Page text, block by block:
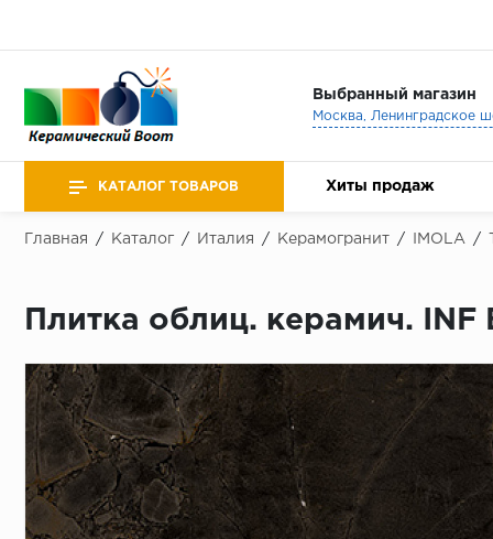
Выбранный магазин
КАТАЛОГ ТОВАРОВ Хиты продаж
Главная / Каталог / Италия / Керамогранит / IMOLA /
Плитка облиц. керамич.